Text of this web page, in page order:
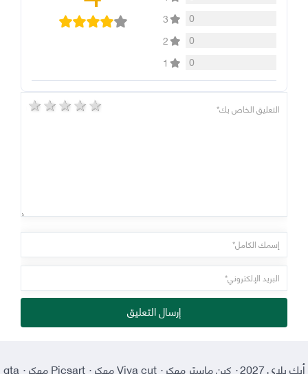
0
3
0
2
0
1
5 stars 4 stars 3 stars 2 stars 1 star
إرسال التعليق
أبك بلاي 2027 · كين ماستر مهكر·Viva cut مهكر ·Picsart مهكر ·
gta